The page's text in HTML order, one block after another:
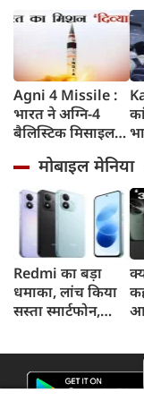
Agni 4 Missile :
भारत ने अग्नि-4
बैलिस्टिक मिसाइल
किया, 4,000 KM
तक मारक क्षमता
मोबाइल मेनिया
Redmi का बड़ा
धमाका, लांच किया
सस्ता स्मार्टफोन,